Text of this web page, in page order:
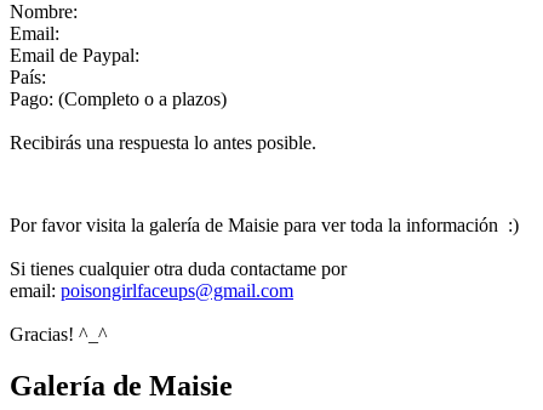
Nombre:
Email:
Email de Paypal:
País:
Pago: (Completo o a plazos)
Recibirás una respuesta lo antes posible.
Por favor visita la galería de Maisie para ver toda la información :)
Si tienes cualquier otra duda contactame por
email: poisongirlfaceups@gmail.com
Gracias! ^_^
Galería de Maisie